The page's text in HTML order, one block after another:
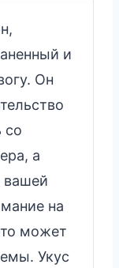
и
Он
со
а
вашей
на
может
Укус